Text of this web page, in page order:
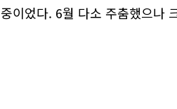
중이었다. 6월 다소 주춤했으나